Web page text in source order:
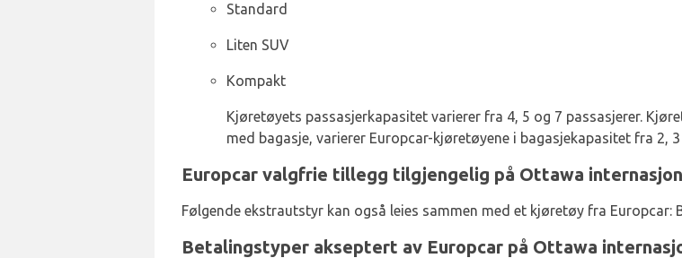
Standard
Liten SUV
Kompakt
Kjøretøyets passasjerkapasitet varierer fra 4, 5 og 7 passasjerer.
med bagasje, varierer Europcar-kjøretøyene i bagasjekapasitet fra 2,
Europcar valgfrie tillegg tilgjengelig på Ottawa
Følgende ekstrautstyr kan også leies sammen med et kjøretøy fra Europcar:
Betalingstyper akseptert av Europcar på Ottawa